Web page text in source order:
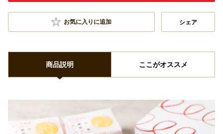
お気に入りに追加 シェア
商品説明 ここがオススメ